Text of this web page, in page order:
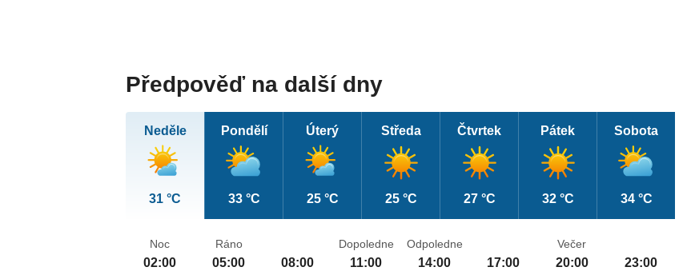
Předpověď na další dny
Neděle
31 °C
Pondělí
33 °C
Úterý
25 °C
Středa
25 °C
Čtvrtek
27 °C
Pátek
32 °C
Sobota
34 °C
Noc
02:00
Ráno
05:00 08:00
Dopoledne
11:00
Odpoledne
14:00 17:00
Večer
20:00 23:00